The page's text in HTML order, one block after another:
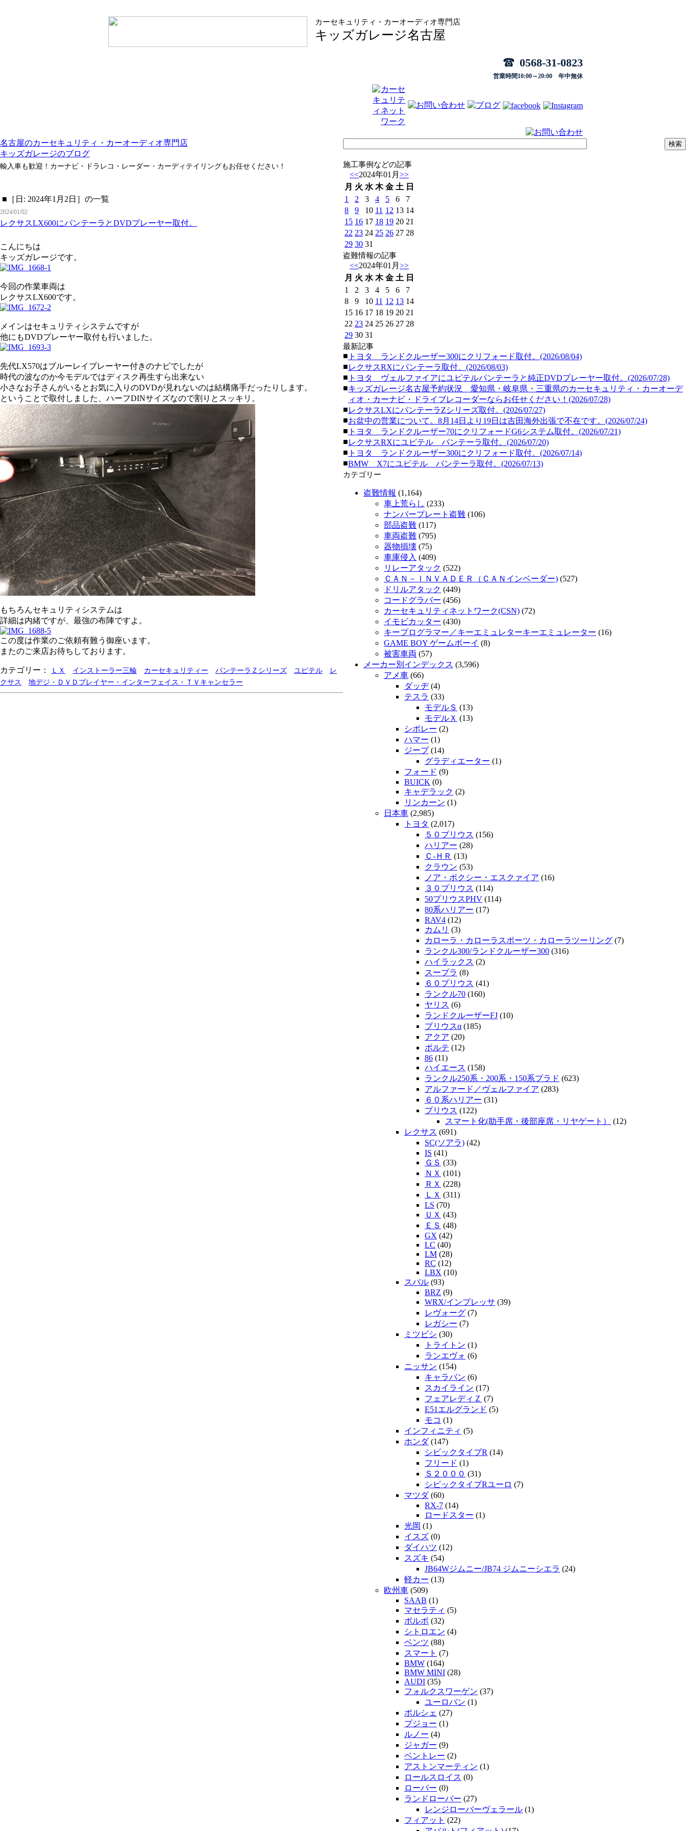
カーセキュリティ・カーオーディオ専門店
キッズガレージ名古屋
0568-31-0823
営業時間10:00～20:00 年中無休
名古屋のカーセキュリティ・カーオーディオ専門店
キッズガレージのブログ
輸入車も歓迎！カーナビ・ドラレコ・レーダー・カーディテイリングもお任せください！
■［日: 2024年1月2日］の一覧
2024/01/02
レクサスLX600にパンテーラとDVDプレーヤー取付。
こんにちは
キッズガレージです。
今回の作業車両は
レクサスLX600です。
メインはセキュリティシステムですが
他にもDVDプレーヤー取付も行いました。
先代LX570はブルーレイプレーヤー付きのナビでしたが
時代の波なのか今モデルではディスク再生すら出来ない
小さなお子さんがいるとお気に入りのDVDが見れないのは結構痛手だったりします。
ということで取付しました、ハーフDINサイズなので割りとスッキリ。
もちろんセキュリティシステムは
詳細は内緒ですが、最強の布陣ですよ。
この度は作業のご依頼有難う御座います。
またのご来店お待ちしております。
カテゴリー： ＬＸ インストーラー三輪 カーセキュリティー パンテーラＺシリーズ ユピテル
レ
クサス
地デジ・ＤＶＤプレイヤー・インターフェイス・ＴＶキャンセラー
施工事例などの記事
<<2024年01月 >>
月 火 水 木 金 土 日
1
2 3 4 5 6
7
8
9 10 11 12 13 14
15 16 17 18 19 20 21
22 23 24 25 26 27 28
29 30 31
盗難情報の記事
<<2024年01月 >>
月 火 水 木 金 土 日
1
2 3 4 5 6
7
8
9 10 11 12 13 14
15 16 17 18 19 20 21
22 23 24 25 26 27 28
29 30 31
最新記事
■ トヨタ ランドクルーザー300にクリフォード取付。(2026/08/04)
■レクサスRXにパンテーラ取付。(2026/08/03)
■ トヨタ ヴェルファイアにユピテルパンテーラと純正DVDプレーヤー取付。(2026/07/28)
■キッズガレージ名古屋予約状況 愛知県・岐阜県・三重県のカーセキュリティ・カーオーデ
ィオ・カーナビ・ドライブレコーダーならお任せください！(2026/07/28)
■レクサスLXにパンテーラZシリーズ取付。(2026/07/27)
■お盆中の営業について。8月14日より19日は吉田海外出張で不在です。(2026/07/24)
■ トヨタ ランドクルーザー70にクリフォードG6システム取付。(2026/07/21)
■レクサスRXにユピテル パンテーラ取付。(2026/07/20)
■ トヨタ ランドクルーザー300にクリフォード取付。(2026/07/14)
■BMW X7にユピテル パンテーラ取付。(2026/07/13)
カテゴリー
盗難情報 (1,164)
車上荒らし (233)
ナンバープレート盗難 (106)
部品盗難 (117)
車両盗難 (795)
器物損壊 (75)
車庫侵入 (409)
リレーアタック (522)
ＣＡＮ－ＩＮＶＡＤＥＲ（ＣＡＮインベーダー) (527)
ドリルアタック (449)
コードグラバー (456)
カーセキュリティネットワーク(CSN) (72)
イモビカッター (430)
キープログラマー／キーエミュレターキーエミュレーター (16)
GAME BOY ゲームボーイ (8)
被害車両 (57)
メーカー別インデックス (3,596)
アメ車 (66)
ダッヂ(4)
テスラ (33)
モデルＳ (13)
モデルＸ (13)
シボレー (2)
ハマー (1)
ジープ(14)
グラディエーター (1)
フォード (9)
BUICK (0)
キャデラック (2)
リンカーン (1)
日本車 (2,985)
トヨタ (2,017)
５０プリウス (156)
ハリアー (28)
Ｃ-ＨＲ (13)
クラウン (53)
ノア・ボクシー・エスクァイア (16)
３０プリウス (114)
50プリウスPHV (114)
80系ハリアー (17)
RAV4 (12)
カムリ (3)
カローラ・カローラスポーツ・カローラツーリング (7)
ランクル300/ランドクルーザー300 (316)
ハイラックス (2)
スープラ (8)
６０プリウス (41)
ランクル70 (160)
ヤリス (6)
ランドクルーザーFJ (10)
プリウスα (185)
アクア (20)
ポルテ (12)
86 (11)
ハイエース (158)
ランクル250系・200系・150系プラド (623)
アルファード／ヴェルファイア (283)
６０系ハリアー (31)
プリウス (122)
スマート化(助手席・後部座席・リヤゲート）
(12)
レクサス (691)
SC(ソアラ) (42)
IS (41)
ＧＳ (33)
ＮＸ (101)
ＲＸ (228)
ＬＸ (311)
LS (70)
ＵＸ (43)
ＥＳ (48)
GX (42)
LC (40)
LM (28)
RC (12)
LBX (10)
スバル (93)
BRZ (9)
WRX/インプレッサ (39)
レヴォーグ (7)
レガシー (7)
ミツビシ (30)
トライトン (1)
ランエヴォ (6)
ニッサン (154)
キャラバン (6)
スカイライン (17)
フェアレディＺ (7)
E51エルグランド (5)
モコ (1)
インフィニティ (5)
ホンダ(147)
シビックタイプR (14)
フリード (1)
Ｓ２０００ (31)
シビックタイプRユーロ (7)
マツダ(60)
RX-7 (14)
ロードスター (1)
光岡 (1)
イスズ (0)
ダイハツ (12)
スズキ (54)
JB64Wジムニー/JB74 ジムニーシエラ (24)
軽カー (13)
欧州車 (509)
SAAB (1)
マセラティ (5)
ボルボ (32)
シトロエン (4)
ベンツ (88)
スマート (7)
BMW (164)
BMW MINI (28)
AUDI (35)
フォルクスワーゲン (37)
ユーロバン (1)
ポルシェ (27)
プジョー (1)
ルノー (4)
ジャガー (9)
ベントレー (2)
アストンマーティン (1)
ロールスロイス (0)
ローバー (0)
ランドローバー (27)
レンジローバーヴェラール (1)
フィアット (22)